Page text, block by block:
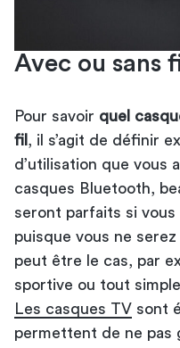
Avec ou sans
Pour savoir quel
fil
, il s’agit de définir
d’utilisation que vous
casques Bluetooth,
seront parfaits si
puisque vous ne
peut être le cas, par
sportive ou tout
Les casques TV sont
permettent de ne pas